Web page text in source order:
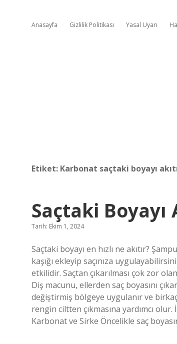
Anasayfa Gizlilik Politikası Yasal Uyarı
Etiket: Karbonat saçtaki boyayı
Saçtaki Boyayı
Tarih: Ekim 1, 2024
Saçtaki boyayı en hızlı ne akıtır?
kaşığı ekleyip saçınıza
etkilidir. Saçtan çıkarılması çok zor
Diş macunu, ellerden saç boyasını
değiştirmiş bölgeye uygulanır ve
rengin ciltten çıkmasına yardımcı
Karbonat ve Sirke Öncelikle saç